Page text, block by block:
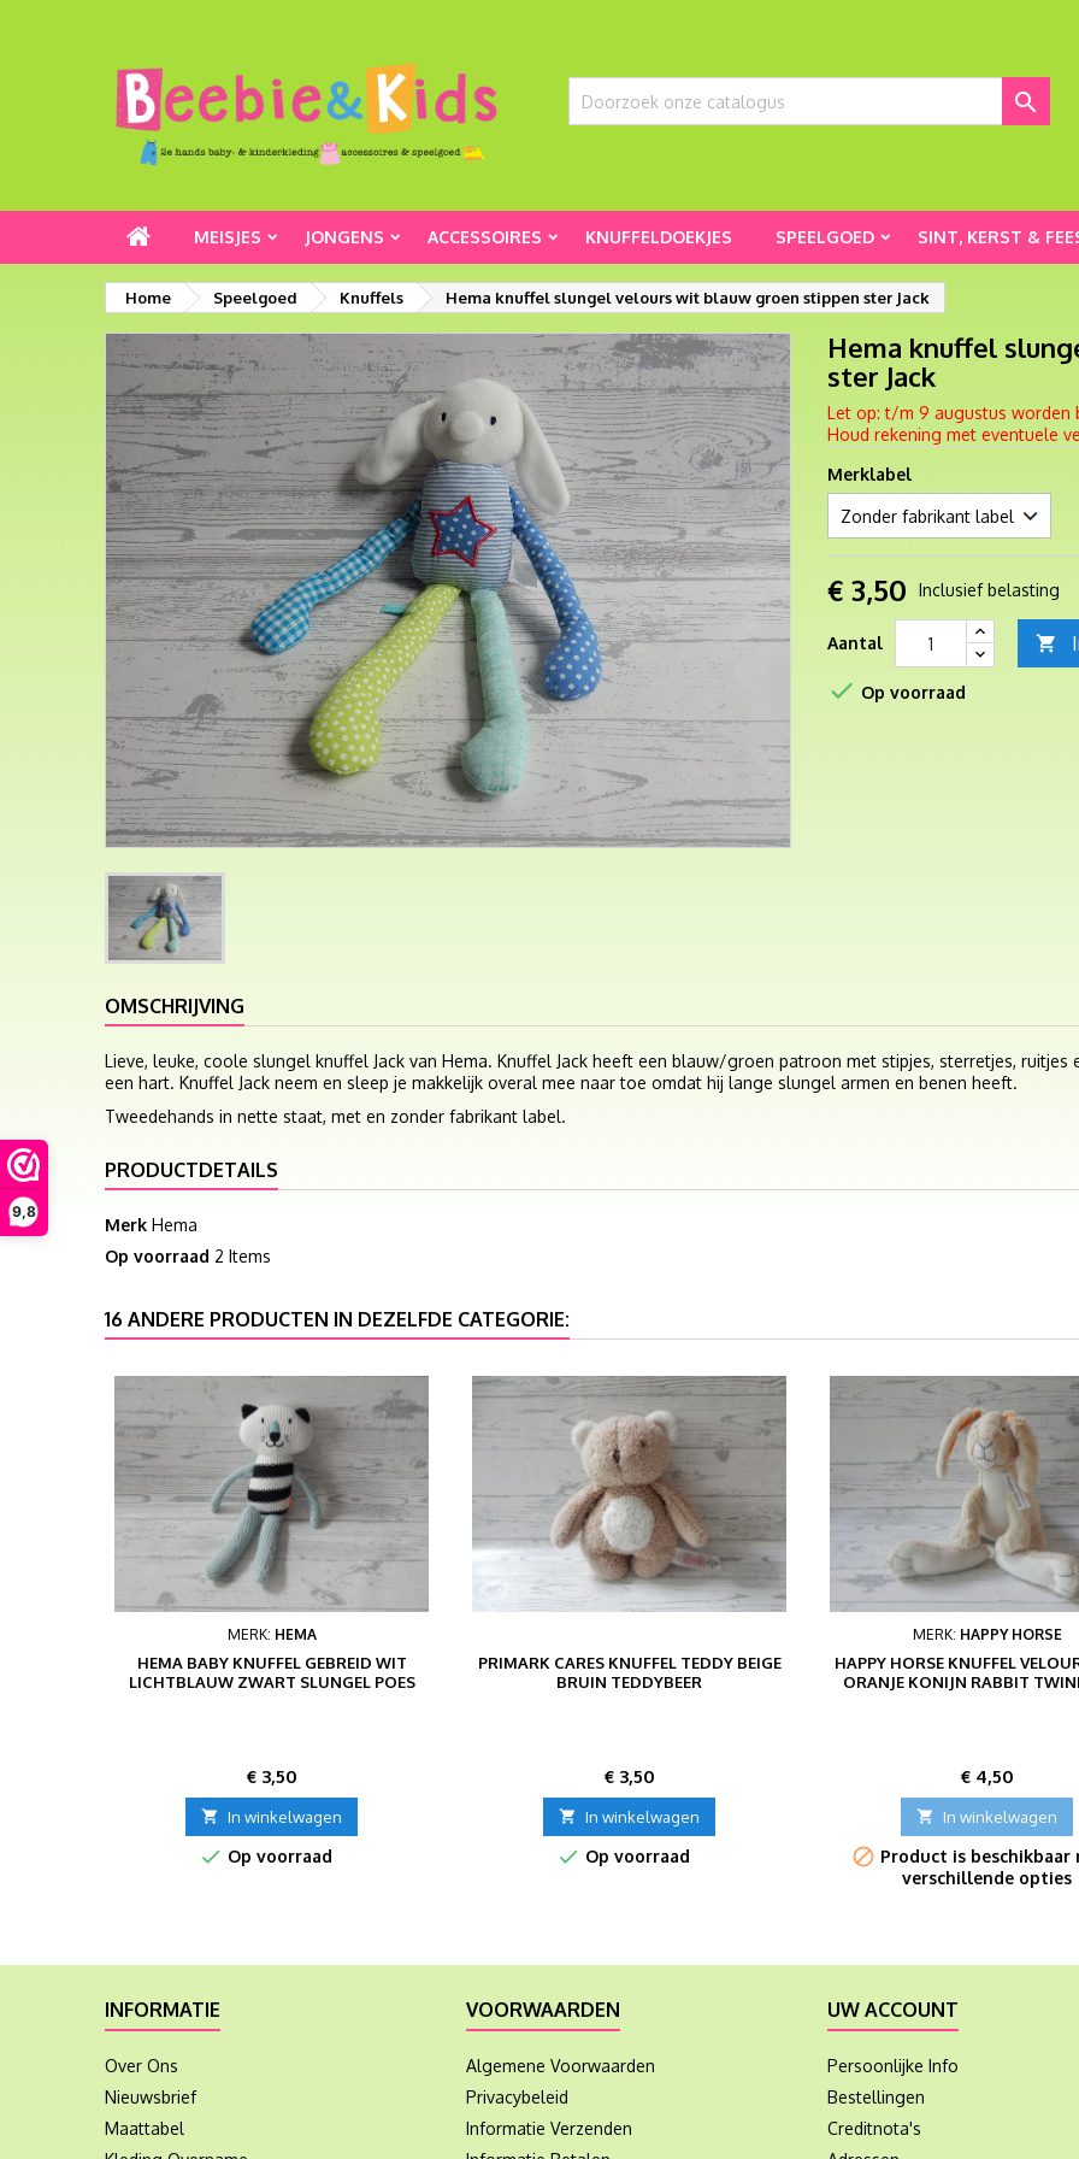
9,8

MEISJES JONGENS ACCESSOIRES KNUFFELDOEKJES SPEELGOED SINT, KERST &
Home Speelgoed Knuffels Hema knuffel slungel velours wit blauw groen stippen ster Jack
Hema knuffel
ster Jack
Let op: t/m 9 augustus worden
Houd rekening met eventuele
Merklabel
€ 3,50 Inclusief belasting
Aantal 
 Op voorraad
OMSCHRIJVING
Lieve, leuke, coole slungel knuffel Jack van Hema. Knuffel Jack heeft een blauw/groen patroon met stipjes, sterretjes, ruitjes
een hart. Knuffel Jack neem en sleep je makkelijk overal mee naar toe omdat hij lange slungel armen en benen heeft.
Tweedehands in nette staat, met en zonder fabrikant label.
PRODUCTDETAILS
Merk Hema
Op voorraad 2 Items
16 ANDERE PRODUCTEN IN DEZELFDE CATEGORIE:
MERK: HEMA
HEMA BABY KNUFFEL GEBREID WIT
LICHTBLAUW ZWART SLUNGEL POES
Prijs
€ 3,50
 In winkelwagen
 Op voorraad
PRIMARK CARES KNUFFEL TEDDY BEIGE
BRUIN TEDDYBEER
Prijs
€ 3,50
 In winkelwagen
 Op voorraad
MERK: HAPPY HORSE
HAPPY HORSE KNUFFEL
ORANJE KONIJN RABBIT
Prijs
€ 4,50
 In winkelwagen
 Product is beschikbaar
verschillende opties
INFORMATIE
Over Ons
Nieuwsbrief
Maattabel
VOORWAARDEN
Algemene Voorwaarden
Privacybeleid
Informatie Verzenden
UW ACCOUNT
Persoonlijke Info
Bestellingen
Creditnota's